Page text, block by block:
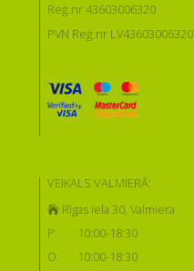
Reģ.nr 43603006320
PVN Reģ.nr LV43603006320
VEIKALS VALMIERĀ:
Rīgas iela 30, Valmiera
P:
10:00-18:30
O:
10:00-18:30